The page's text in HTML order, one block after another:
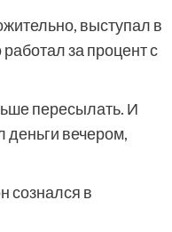
выступал в
за процент с
пересылать. И
деньги вечером,
сознался в